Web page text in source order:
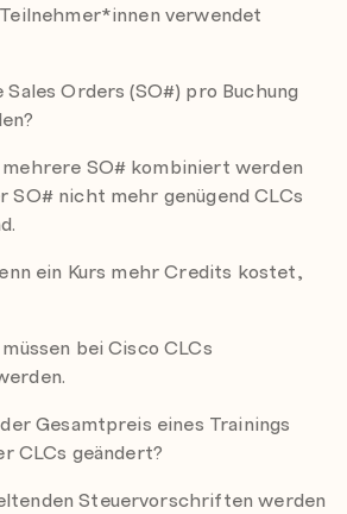
verwendet
Sales Orders (SO#) pro Buchung
mehrere SO# kombiniert werden
SO# nicht mehr genügend CLCs
ein Kurs mehr Credits kostet,
bei Cisco CLCs
Gesamtpreis eines Trainings
CLCs geändert?
Steuervorschriften werden